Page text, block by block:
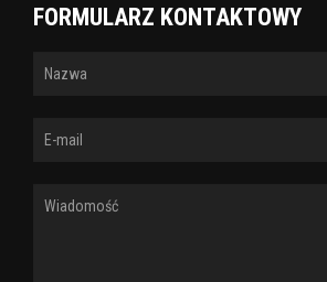
FORMULARZ KONTAKTOWY